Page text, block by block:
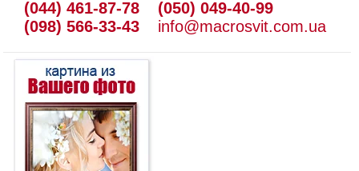
(044) 461-87-78
(098) 566-33-43
(050) 049-40-99
info@macrosvit.com.ua